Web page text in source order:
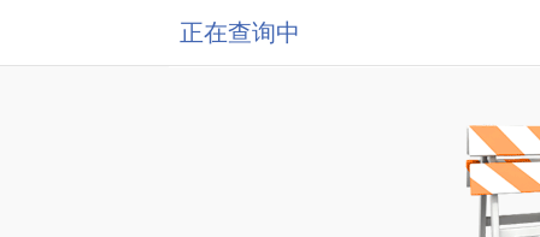
正在查询中